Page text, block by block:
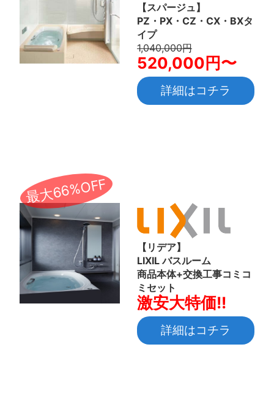
【スパージュ】
PZ・PX・CZ・CX・BXタ
イプ
1,040,000円
520,000円〜
詳細はコチラ
最大66%OFF
【リデア】
LIXIL バスルーム
商品本体+交換工事コミコ
ミセット
激安大特価!!
詳細はコチラ